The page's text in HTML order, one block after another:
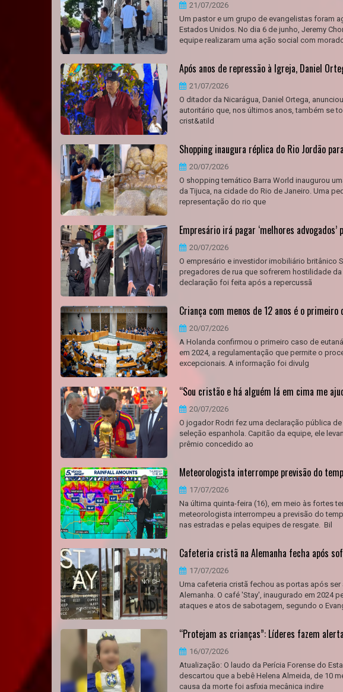
21/07/2026
Um pastor e um grupo de evangelistas foram
Estados Unidos. No dia 6 de junho, Jeremy
equipe realizaram uma ação social com
Após anos de repressão à Igreja, Daniel
21/07/2026
O ditador da Nicarágua, Daniel Ortega,
autoritário que, nos últimos anos, também se
crist&atild
Shopping inaugura réplica do Rio Jordão
20/07/2026
O shopping temático Barra World inaugurou
da Tijuca, na cidade do Rio de Janeiro. Uma
representação do rio que
Empresário irá pagar ‘melhores
20/07/2026
O empresário e investidor imobiliário britânico
pregadores de rua que sofrerem hostilidade
declaração foi feita após a repercussã
Criança com menos de 12 anos é o
20/07/2026
A Holanda confirmou o primeiro caso de
em 2024, a regulamentação que permite o
excepcionais. A informação foi divulg
“Sou cristão e há alguém lá em cima me
20/07/2026
O jogador Rodri fez uma declaração pública
seleção espanhola. Capitão da equipe, ele
prêmio concedido ao
Meteorologista interrompe previsão do
17/07/2026
Na última quinta-feira (16), em meio às fortes
meteorologista interrompeu a previsão do
nas estradas e pelas equipes de resgate. Bil
Cafeteria cristã na Alemanha fecha após
17/07/2026
Uma cafeteria cristã fechou as portas após
Alemanha. O café 'Stay', inaugurado em 2024
ataques e atos de sabotagem, segundo o
“Protejam as crianças”: Líderes fazem
16/07/2026
Atualização: O laudo da Perícia Forense do
descartou que a bebê Helena Almeida, de 10
causa da morte foi asfixia mecânica indire